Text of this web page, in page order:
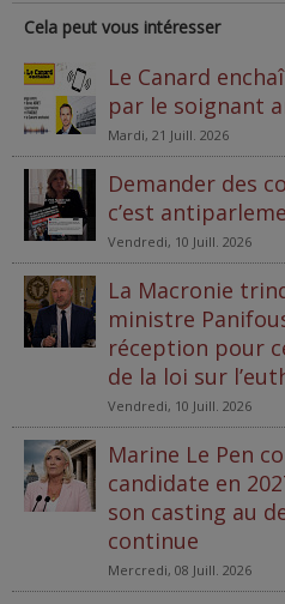
Cela peut vous intéresser
Le Canard
par le soignant
Mardi, 21 Juill. 2026
Demander des
c’est
Vendredi, 10 Juill. 2026
La Macronie
ministre
réception pour
de la loi sur
Vendredi, 10 Juill. 2026
Marine Le Pen
candidate en
son casting au
continue
Mercredi, 08 Juill. 2026